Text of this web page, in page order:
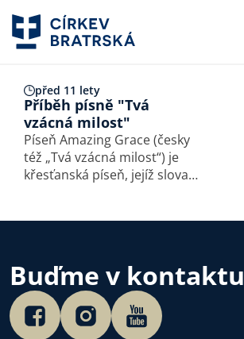
před 11 lety
Příběh písně "Tvá
vzácná milost"
Píseň Amazing Grace (česky
též „Tvá vzácná milost“) je
křesťanská píseň, jejíž slova
Původní název písně byl
„Faith’s Review…
Buďme v kontaktu